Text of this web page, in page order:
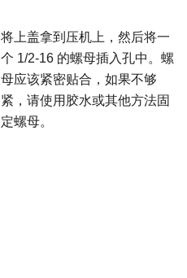
将上盖拿到压机上，然后将一
个 1/2-16 的螺母插入孔中。螺
母应该紧密贴合，如果不够
紧，请使用胶水或其他方法固
定螺母。